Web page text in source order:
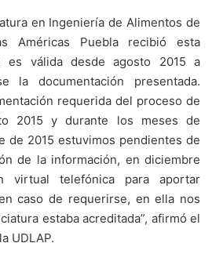
en Ingeniería de Alimentos de
Américas Puebla recibió esta
es válida desde agosto 2015 a
la documentación presentada.
requerida del proceso de
2015 y durante los meses de
de 2015 estuvimos pendientes de
de la información, en diciembre
virtual telefónica para aportar
caso de requerirse, en ella nos
estaba acreditada”, afirmó el
UDLAP.